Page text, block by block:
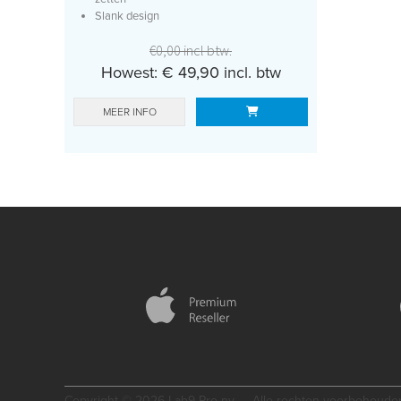
Slank design
€0,00 incl btw.
Howest: € 49,90 incl. btw
MEER INFO